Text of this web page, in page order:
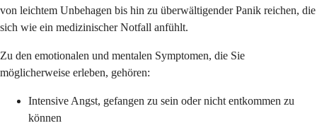
von leichtem Unbehagen bis hin zu überwältigender Panik reichen, die
sich wie ein medizinischer Notfall anfühlt.
Zu den emotionalen und mentalen Symptomen, die Sie
möglicherweise erleben, gehören:
Intensive Angst, gefangen zu sein oder nicht entkommen zu
können